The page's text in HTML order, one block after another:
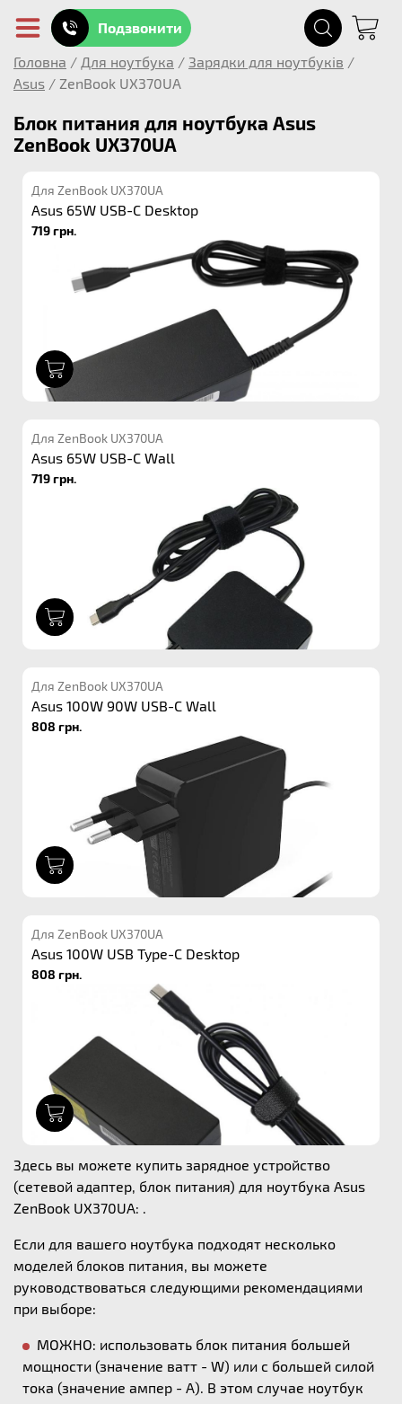
Подзвонити
Головна / Для ноутбука / Зарядки для ноутбуків /
Asus / ZenBook UX370UA
Блок питания для ноутбука Asus
ZenBook UX370UA
Для ZenBook UX370UA
Asus 65W USB-C Desktop
719 грн.
Для ZenBook UX370UA
Asus 65W USB-C Wall
719 грн.
Для ZenBook UX370UA
Asus 100W 90W USB-C Wall
808 грн.
Для ZenBook UX370UA
Asus 100W USB Type-C Desktop
808 грн.
Здесь вы можете купить зарядное устройство
(сетевой адаптер, блок питания) для ноутбука Asus
ZenBook UX370UA: .
Если для вашего ноутбука подходят несколько
моделей блоков питания, вы можете
руководствоваться следующими рекомендациями
при выборе:
МОЖНО: использовать блок питания большей
мощности (значение ватт - W) или с большей силой
тока (значение ампер - А). В этом случае ноутбук